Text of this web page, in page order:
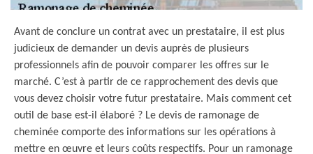
Avant de conclure un contrat avec un prestataire, il est plus
judicieux de demander un devis auprès de plusieurs
professionnels afin de pouvoir comparer les offres sur le
marché. C’est à partir de ce rapprochement des devis que
vous devez choisir votre futur prestataire. Mais comment cet
outil de base est-il élaboré ? Le devis de ramonage de
cheminée comporte des informations sur les opérations à
mettre en œuvre et leurs coûts respectifs. Pour un ramonage